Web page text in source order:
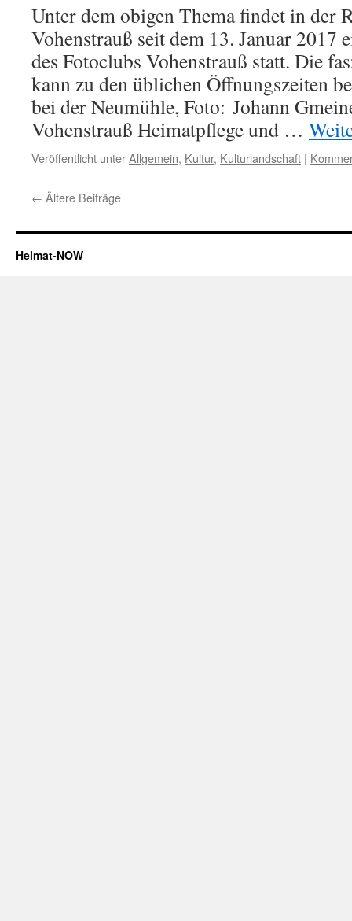
Unter dem obigen Thema findet in der
Vohenstrauß seit dem 13. Januar 2017
des Fotoclubs Vohenstrauß statt. Die
kann zu den üblichen Öffnungszeiten
bei der Neumühle, Foto: Johann
Vohenstrauß Heimatpflege und …
Veröffentlicht unterAllgemein, Kultur, Kulturlandschaft |
← Ältere Beiträge
Heimat-NOW